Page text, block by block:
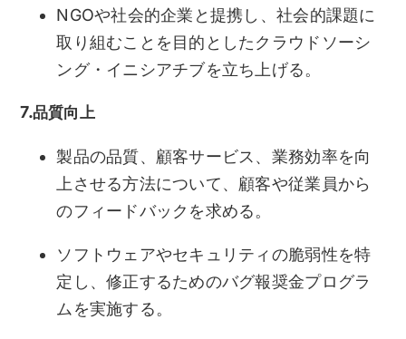
NGOや社会的企業と提携し、社会的課題に
取り組むことを目的としたクラウドソーシ
ング・イニシアチブを立ち上げる。
7.品質向上
製品の品質、顧客サービス、業務効率を向
上させる方法について、顧客や従業員から
のフィードバックを求める。
ソフトウェアやセキュリティの脆弱性を特
定し、修正するためのバグ報奨金プログラ
ムを実施する。